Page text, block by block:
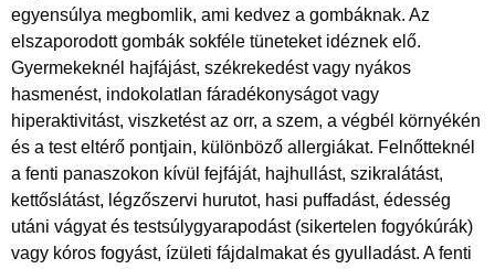
egyensúlya megbomlik, ami kedvez a gombáknak. Az
elszaporodott gombák sokféle tüneteket idéznek elő.
Gyermekeknél hajfájást, székrekedést vagy nyákos
hasmenést, indokolatlan fáradékonyságot vagy
hiperaktivitást, viszketést az orr, a szem, a végbél környékén
és a test eltérő pontjain, különböző allergiákat. Felnőtteknél
a fenti panaszokon kívül fejfáját, hajhullást, szikralátást,
kettőslátást, légzőszervi hurutot, hasi puffadást, édesség
utáni vágyat és testsúlygyarapodást (sikertelen fogyókúrák)
vagy kóros fogyást, ízületi fájdalmakat és gyulladást. A fenti